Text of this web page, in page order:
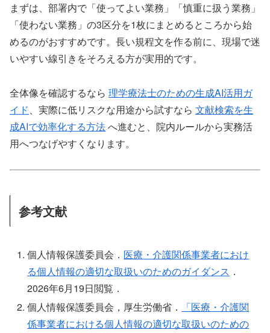
まずは、部署内で「使ってよい業務」「慎重に扱う業務」
「使わない業務」の3区分を1枚にまとめるところから始
めるのがおすすめです。長い規程文を作る前に、現場で迷
いやすい線引きをそろえる方が実用的です。
全体像を確認するなら 理学療法士のための生成AI活用ガ
イド、実際に低リスクな用途から試すなら 文献検索を生
成AIで効率化する方法へ進むと、院内ルールから実務活
用へつなげやすくなります。
参考文献
個人情報保護委員会． 医療・介護関係事業者におけ
る個人情報の適切な取扱いのためのガイダンス ．
2026年6月19日閲覧．
個人情報保護委員会，厚生労働省．
「医療・介護関
係事業者における個人情報の適切な取扱いのための